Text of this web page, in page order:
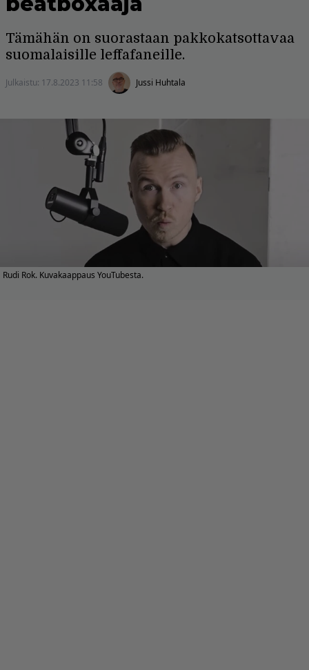
Tämähän on suorastaan pakkokatsottavaa
suomalaisille leffafaneille.
Julkaistu: 17.8.2023 11:58 Jussi Huhtala
Rudi Rok. Kuvakaappaus YouTubesta.